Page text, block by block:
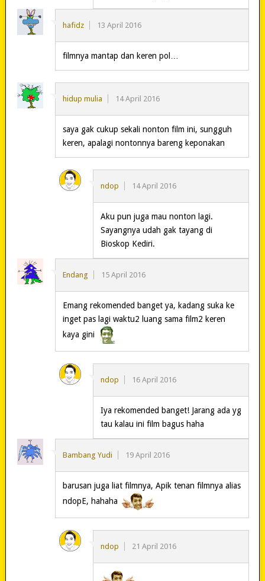
hafidz 13 April 2016
filmnya mantap dan keren pol…
hidup mulia 14 April 2016
saya gak cukup sekali nonton film ini, sungguh
keren, apalagi nontonnya bareng keponakan
ndop 14 April 2016
Aku pun juga mau nonton lagi.
Sayangnya udah gak tayang di
Bioskop Kediri.
Endang 15 April 2016
Emang rekomended banget ya, kadang suka ke
inget pas lagi waktu2 luang sama film2 keren
kaya gini
ndop 16 April 2016
Iya rekomended banget! Jarang ada yg
tau kalau ini film bagus haha
Bambang Yudi 19 April 2016
barusan juga liat filmnya, Apik tenan filmnya alias
ndopE, hahaha
ndop 21 April 2016